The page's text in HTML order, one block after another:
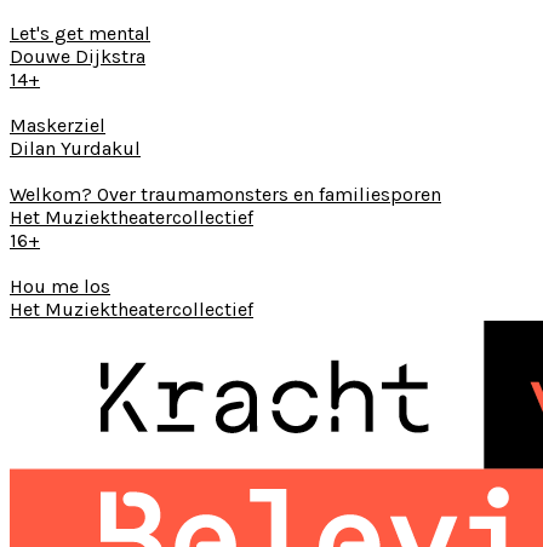
Let's get mental
Douwe Dijkstra
14+
Maskerziel
Dilan Yurdakul
Welkom? Over traumamonsters en familiesporen
Het Muziektheatercollectief
16+
Hou me los
Het Muziektheatercollectief